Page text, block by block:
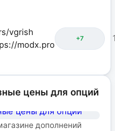
vgrish
modx.pro
+7
цены для опций
дополнений